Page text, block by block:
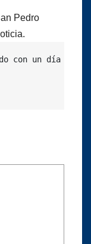
Pedro
con un día